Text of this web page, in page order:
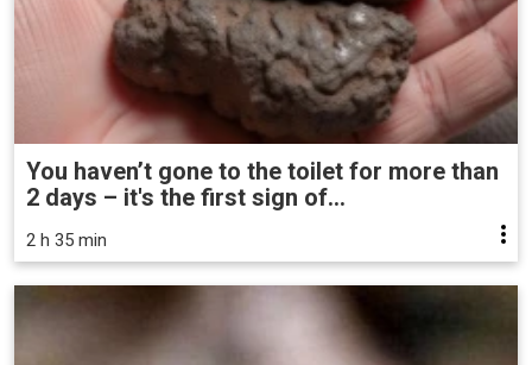
You haven’t gone to the toilet for more than
2 days – it's the first sign of...
2 h 35 min